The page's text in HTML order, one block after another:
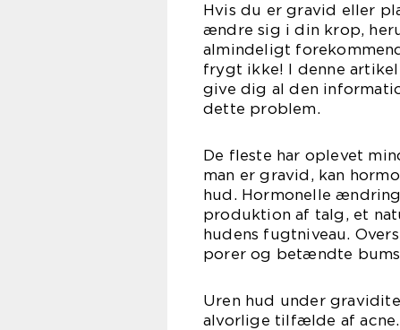
Hvis du er gravid eller
ændre sig i din krop,
almindeligt
frygt ikke! I denne
give dig al den
dette problem.
De fleste har oplevet
man er gravid, kan
hud. Hormonelle
produktion af talg, et
hudens fugtniveau.
porer og betændte
Uren hud under
alvorlige tilfælde af